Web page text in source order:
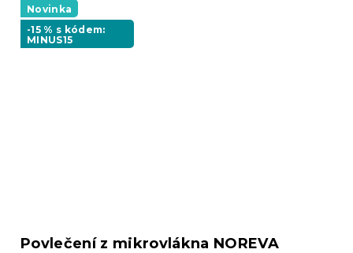
Novinka
-15 % s kódem:
MINUS15
Povlečení z mikrovlákna NOREVA